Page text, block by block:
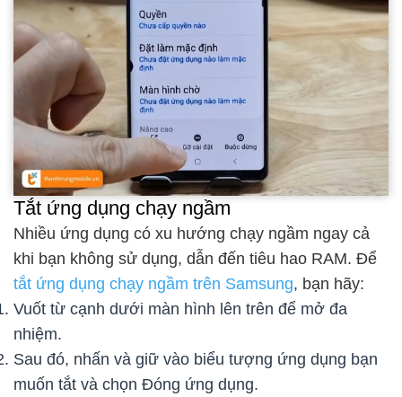
Tắt ứng dụng chạy ngầm
Nhiều ứng dụng có xu hướng chạy ngầm ngay cả
khi bạn không sử dụng, dẫn đến tiêu hao RAM. Để
tắt ứng dụng chạy ngầm trên Samsung, bạn hãy:
Vuốt từ cạnh dưới màn hình lên trên để mở đa
nhiệm.
Sau đó, nhấn và giữ vào biểu tượng ứng dụng bạn
muốn tắt và chọn Đóng ứng dụng.